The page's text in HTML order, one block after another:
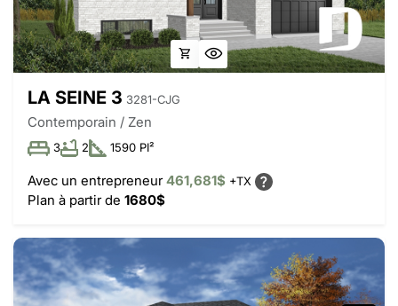
LA SEINE 3 3281-CJG
Contemporain / Zen
3 2 1590 PI²
Avec un entrepreneur461,681$ +TX
Plan à partir de 1680$